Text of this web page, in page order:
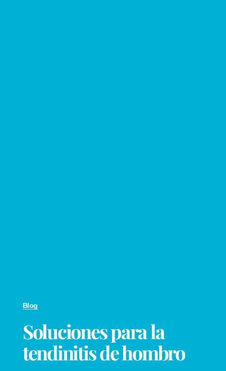
Blog
Soluciones para la
tendinitis de hombro